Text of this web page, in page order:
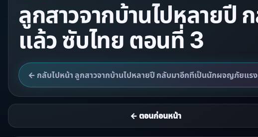
ลูกสาวจากบ้านไปหลายปี
แล้ว ซับไทย ตอนที่ 3
← กลับไปหน้า ลูกสาวจากบ้านไปหลายปี กลับมาอีกทีเป็นนักผจญภัยแรง
← ตอนก่อนหน้า